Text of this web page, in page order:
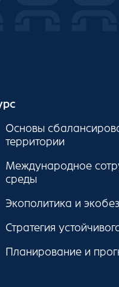
Основы
территории
Международное
среды
Экополитика и
Стратегия
Планирование и